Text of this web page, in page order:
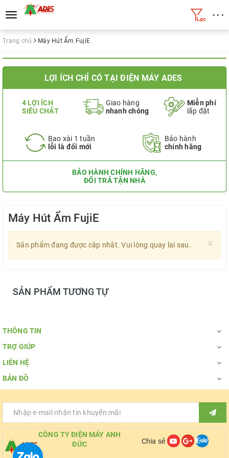
Toggle
navigation
• • •
Trang chủ Máy Hút Ẩm FujiE
LỢI ÍCH CHỈ CÓ TẠI ĐIỆN MÁY ADES
4 LỢI ÍCH
SIÊU CHẤT
Giao hàng
nhanh chóng
Miễn phí
lắp đặt
Bao xài 1 tuần
lỗi là đổi mới
Bảo hành
chính hãng
BẢO HÀNH CHÍNH HÃNG,
ĐỔI TRẢ TẬN NHÀ
Máy Hút Ẩm FujiE
×
Sản phẩm đang được cập nhật. Vui lòng quay lại sau.
SẢN PHẨM TƯƠNG TỰ
THÔNG TIN
TRỢ GIÚP
LIÊN HỆ
BẢN ĐỒ
CÔNG TY ĐIỆN MÁY ANH
ĐỨC
Chia sẻ